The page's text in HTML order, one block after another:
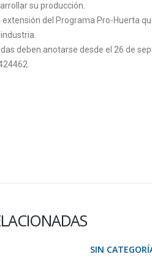
su producción.
del Programa Pro-Huerta
deben anotarse desde el 26 de
SIN